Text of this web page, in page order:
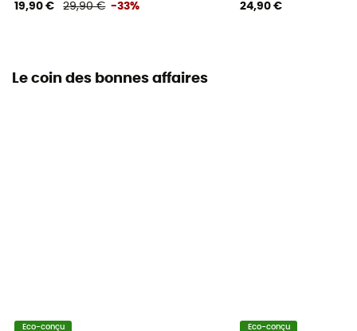
19,90 € 29,90 € -33% 24,90 €
Le coin des bonnes affaires
Eco-conçu Eco-conçu